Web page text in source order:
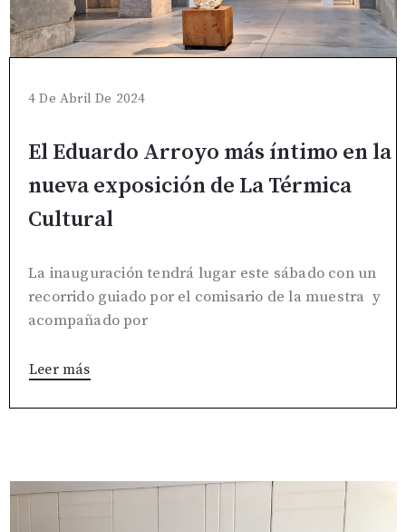
4 De Abril De 2024
El Eduardo Arroyo más íntimo en la
nueva exposición de La Térmica
Cultural
La inauguración tendrá lugar este sábado con un
recorrido guiado por el comisario de la muestra y
acompañado por
Leer más